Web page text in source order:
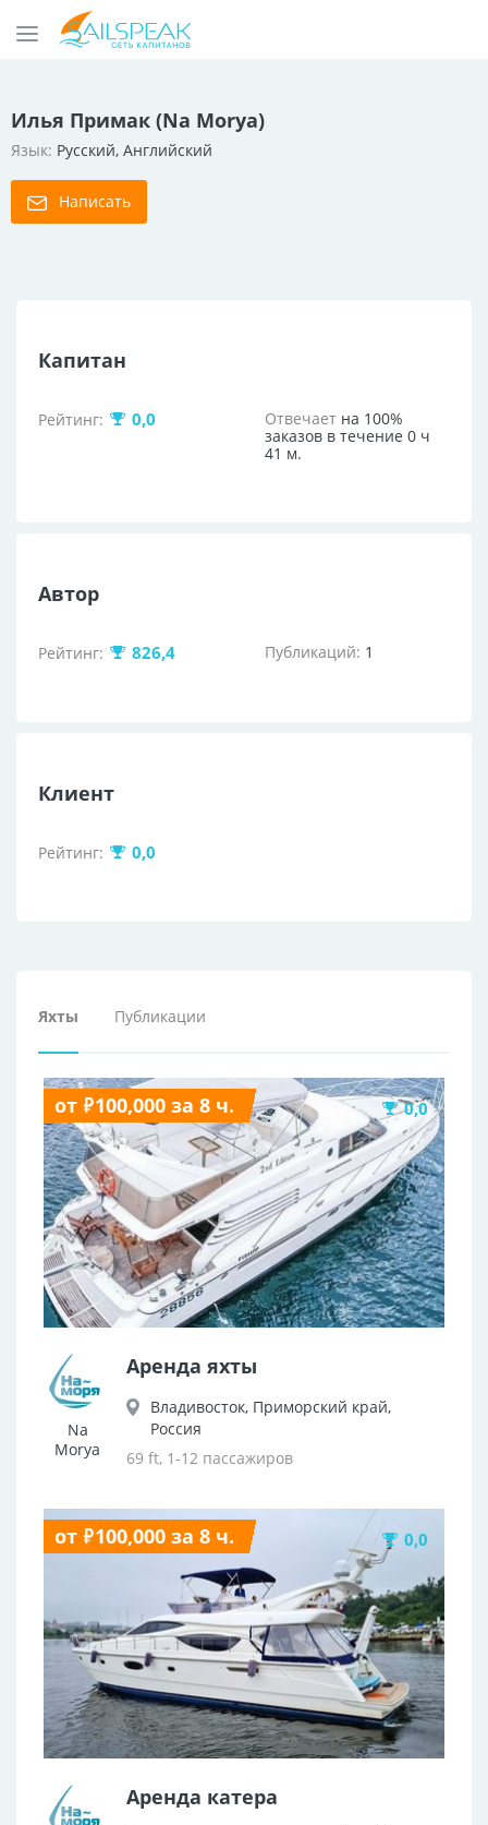
Илья Примак (Na Morya)
Язык: Русский, Английский
Написать
Капитан
Рейтинг: 0,0 Отвечаетна 100%
заказов в течение 0 ч
41 м.
Автор
Рейтинг: 826,4 Публикаций: 1
Клиент
Рейтинг: 0,0
Яхты Публикации
от ₽100,000 за 8 ч. 0,0
Na
Morya
Аренда яхты
Владивосток, Приморский край,
Россия
69 ft, 1-12 пассажиров
от ₽100,000 за 8 ч. 0,0
Аренда катера